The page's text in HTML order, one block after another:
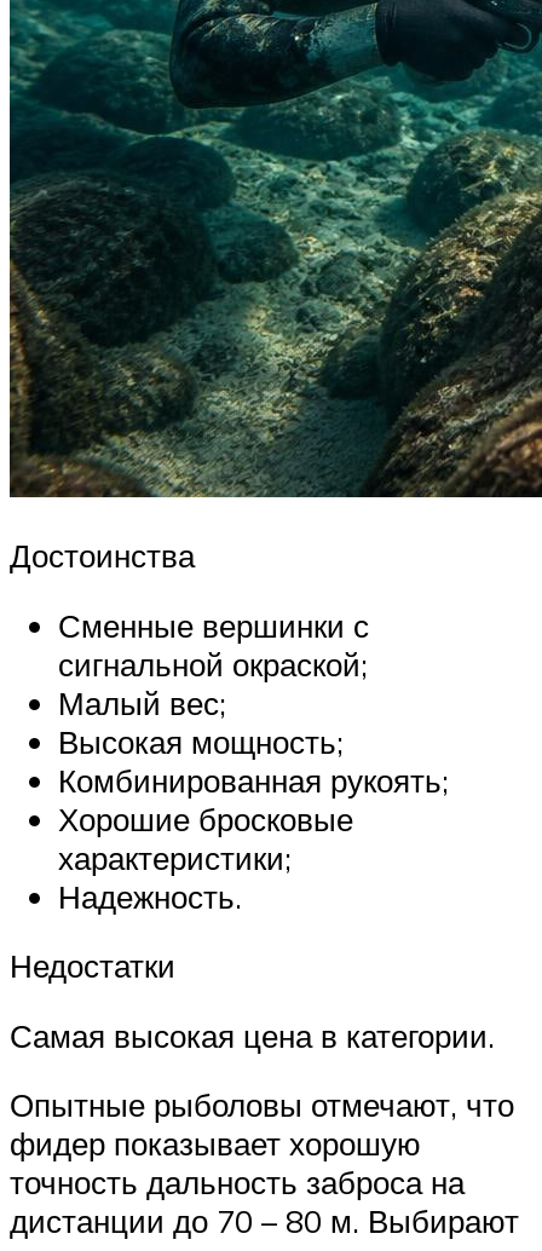
Достоинства
Сменные вершинки с
сигнальной окраской;
Малый вес;
Высокая мощность;
Комбинированная рукоять;
Хорошие бросковые
характеристики;
Надежность.
Недостатки
Самая высокая цена в категории.
Опытные рыболовы отмечают, что
фидер показывает хорошую
точность дальность заброса на
дистанции до 70 – 80 м. Выбирают